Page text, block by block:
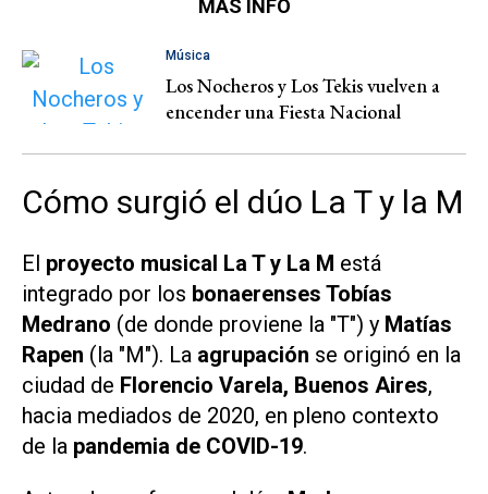
MÁS INFO
Música
Los Nocheros y Los Tekis vuelven a
encender una Fiesta Nacional
Cómo surgió el dúo La T y la M
El proyecto musical La T y La M está
integrado por los bonaerenses Tobías
Medrano (de donde proviene la "T") y Matías
Rapen (la "M"). La agrupación se originó en la
ciudad de Florencio Varela, Buenos Aires,
hacia mediados de 2020, en pleno contexto
de la pandemia de COVID-19.